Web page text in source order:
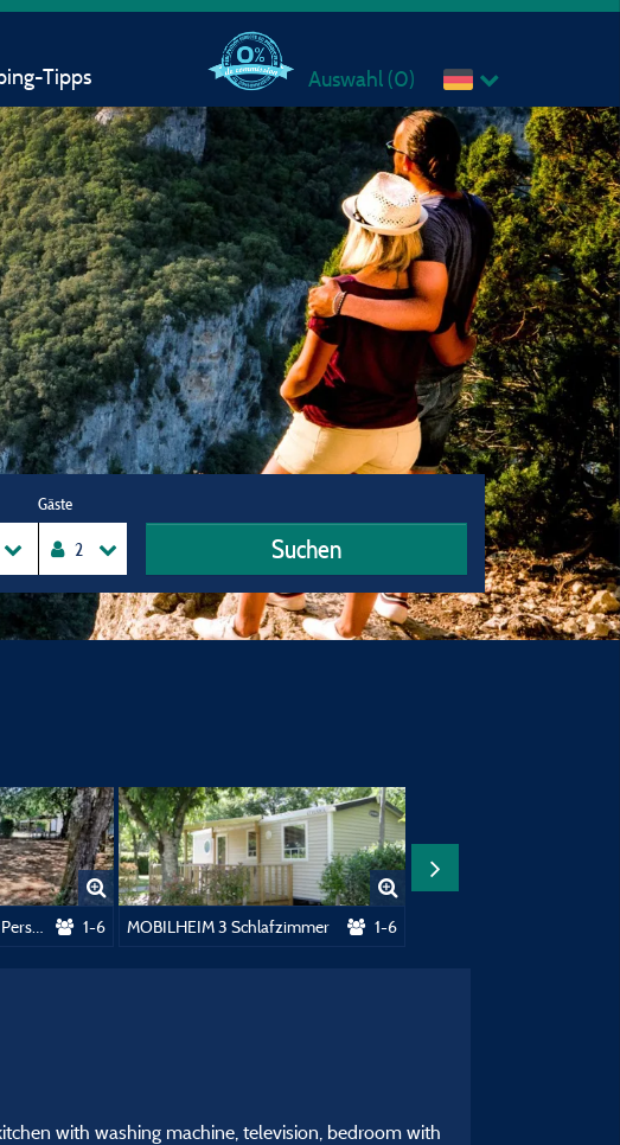
Tipps Auswahl (0)
Gäste
Suchen
STELLPLATZPFLICHT 2 Personen + 1 Fahrzeug + Strom + warme Dusche 1-6 MOBILHEIM 3 Schlafzimmer 1-6
with washing machine, television, bedroom with